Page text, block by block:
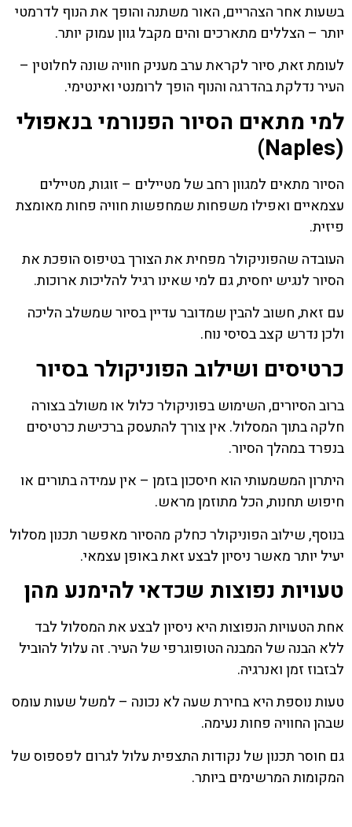
בשעות אחר הצהריים, האור משתנה והופך את הנוף לדרמטי
יותר – הצללים מתארכים והים מקבל גוון עמוק יותר.
לעומת זאת, סיור לקראת ערב מעניק חוויה שונה לחלוטין –
העיר נדלקת בהדרגה והנוף הופך לרומנטי ואינטימי.
למי מתאים הסיור הפנורמי בנאפולי
(Naples)
הסיור מתאים למגוון רחב של מטיילים – זוגות, מטיילים
עצמאיים ואפילו משפחות שמחפשות חוויה פחות מאומצת
פיזית.
העובדה שהפוניקולר מפחית את הצורך בטיפוס הופכת את
הסיור לנגיש יחסית, גם למי שאינו רגיל להליכות ארוכות.
עם זאת, חשוב להבין שמדובר עדיין בסיור שמשלב הליכה
ולכן נדרש קצב בסיסי נוח.
כרטיסים ושילוב הפוניקולר בסיור
ברוב הסיורים, השימוש בפוניקולר כלול או משולב בצורה
חלקה בתוך המסלול. אין צורך להתעסק ברכישת כרטיסים
בנפרד במהלך הסיור.
היתרון המשמעותי הוא חיסכון בזמן – אין עמידה בתורים או
חיפוש תחנות, הכל מתוזמן מראש.
בנוסף, שילוב הפוניקולר כחלק מהסיור מאפשר תכנון מסלול
יעיל יותר מאשר ניסיון לבצע זאת באופן עצמאי.
טעויות נפוצות שכדאי להימנע מהן
אחת הטעויות הנפוצות היא ניסיון לבצע את המסלול לבד
ללא הבנה של המבנה הטופוגרפי של העיר. זה עלול להוביל
לבזבוז זמן ואנרגיה.
טעות נוספת היא בחירת שעה לא נכונה – למשל שעות עומס
שבהן החוויה פחות נעימה.
גם חוסר תכנון של נקודות התצפית עלול לגרום לפספוס של
המקומות המרשימים ביותר.